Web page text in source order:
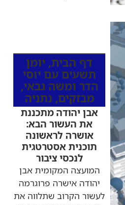
כותרות החדשות
דף הבית,יומן
תשעים עם יוסי
הדר ומשה גבאי,
מבזקים,נתניה
אבן יהודה מתכננת
את העשור הבא:
אושרה לראשונה
תוכנית אסטרטגית
לנכסי ציבור
המועצה המקומית אבן
יהודה אישרה פרוגרמה
לעשור הקרוב שתלווה את